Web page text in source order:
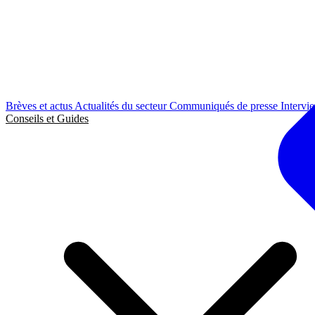
Brèves et actus Actualités du secteurCommuniqués de presse
Conseils et Guides